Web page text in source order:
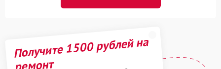
Получите 1500 рублей на